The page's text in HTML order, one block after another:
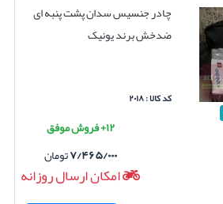
چادر جنسیس سدان پشت پنبه ای
ضدخش برند یونیک
کد کالا : ۲۰۱۸
۱۲+ فروش موفق
۷/۴۶۵/۰۰۰تومان
امکان ارسال روزانه